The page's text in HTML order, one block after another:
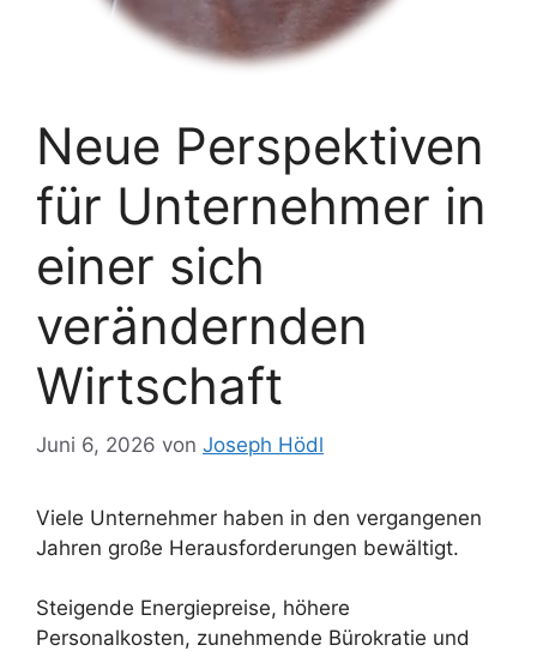
Neue Perspektiven
für Unternehmer in
einer sich
verändernden
Wirtschaft
Juni 6, 2026 von Joseph Hödl
Viele Unternehmer haben in den vergangenen
Jahren große Herausforderungen bewältigt.
Steigende Energiepreise, höhere
Personalkosten, zunehmende Bürokratie und